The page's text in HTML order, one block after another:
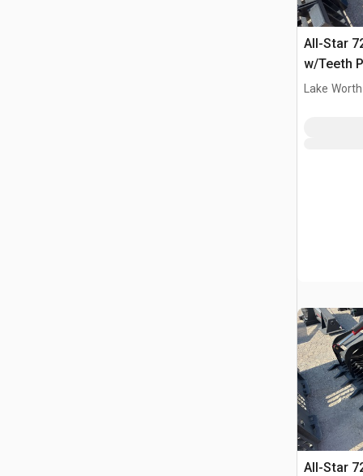
All-Star
w/Teeth
(Unused)
Lake
All-Star